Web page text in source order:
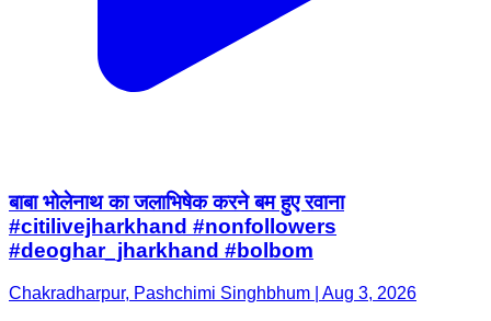
बाबा भोलेनाथ का जलाभिषेक करने बम हुए रवाना
#citilivejharkhand #nonfollowers
#deoghar_jharkhand #bolbom
Chakradharpur, Pashchimi Singhbhum | Aug 3, 2026